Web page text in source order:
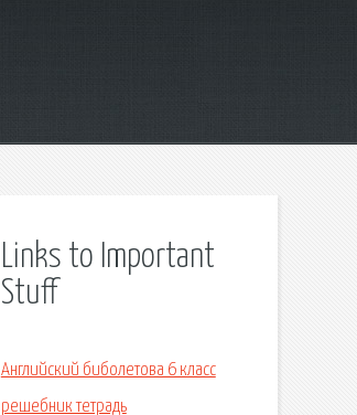
Links to Important
Stuff
Английский биболетова 6 класс
решебник тетрадь